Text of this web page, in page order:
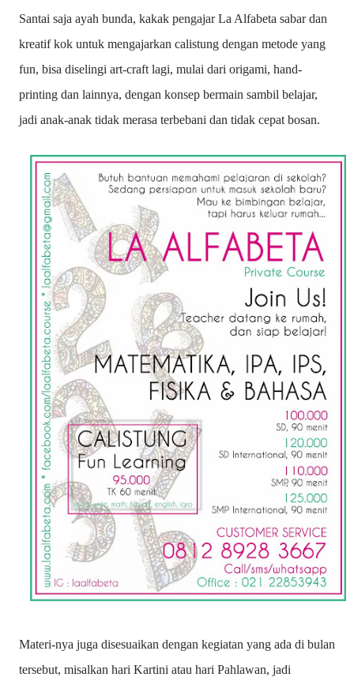
Santai saja ayah bunda, kakak pengajar La Alfabeta sabar dan
kreatif kok untuk mengajarkan calistung dengan metode yang
fun, bisa diselingi art-craft lagi, mulai dari origami, hand-
printing dan lainnya, dengan konsep bermain sambil belajar,
jadi anak-anak tidak merasa terbebani dan tidak cepat bosan.
Materi-nya juga disesuaikan dengan kegiatan yang ada di bulan
tersebut, misalkan hari Kartini atau hari Pahlawan, jadi